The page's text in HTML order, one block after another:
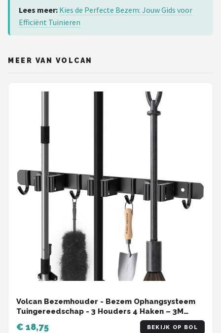
Lees meer: Kies de Perfecte Bezem: Jouw Gids voor
Efficiënt Tuinieren
MEER VAN VOLCAN
Volcan Bezemhouder - Bezem Ophangsysteem
Tuingereedschap - 3 Houders 4 Haken – 3M
Tape - Gereedschapshouder - RVS Zwart
€ 18,75 BEKIJK OP BOL